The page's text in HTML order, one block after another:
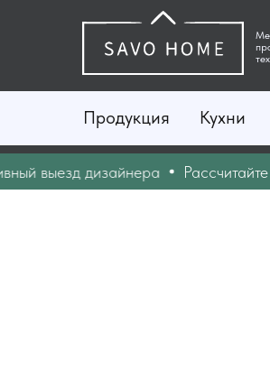
Продукция Кухни
выезд дизайнера Рассчитайте